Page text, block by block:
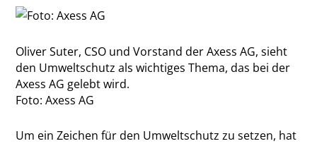
Oliver Suter, CSO und Vorstand der Axess AG, sieht
den Umweltschutz als wichtiges Thema, das bei der
Axess AG gelebt wird.
Foto: Axess AG
Um ein Zeichen für den Umweltschutz zu setzen, hat